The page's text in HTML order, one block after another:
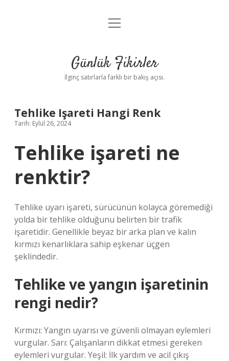
Anasayfa
Yasal Uyarı
menüyü
Günlük Fikirler
İlginç satırlarla farklı bir bakış açısı.
Tehlike Işareti Hangi Renk
Tarih: Eylül 26, 2024
Tehlike işareti ne
renktir?
Tehlike uyarı işareti, sürücünün kolayca göremediği
yolda bir tehlike olduğunu belirten bir trafik
işaretidir. Genellikle beyaz bir arka plan ve kalın
kırmızı kenarlıklara sahip eşkenar üçgen
şeklindedir.
Tehlike ve yangın işaretinin
rengi nedir?
Kırmızı: Yangın uyarısı ve güvenli olmayan eylemleri
vurgular. Sarı: Çalışanların dikkat etmesi gereken
eylemleri vurgular. Yeşil: İlk yardım ve acil çıkış